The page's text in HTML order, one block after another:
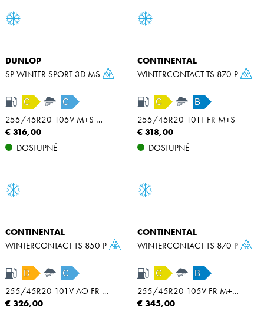
DUNLOP
SP WINTER SPORT 3D MS
C C
255/45R20 105V M+S MFS MO XL
€ 316,00
DOSTUPNÉ
CONTINENTAL
WINTERCONTACT TS 870 P
C B
255/45R20 101T FR M+S
€ 318,00
DOSTUPNÉ
CONTINENTAL
WINTERCONTACT TS 850 P
D C
255/45R20 101V AO FR M+S
€ 326,00
CONTINENTAL
WINTERCONTACT TS 870 P
C B
255/45R20 105V FR M+S XL
€ 345,00